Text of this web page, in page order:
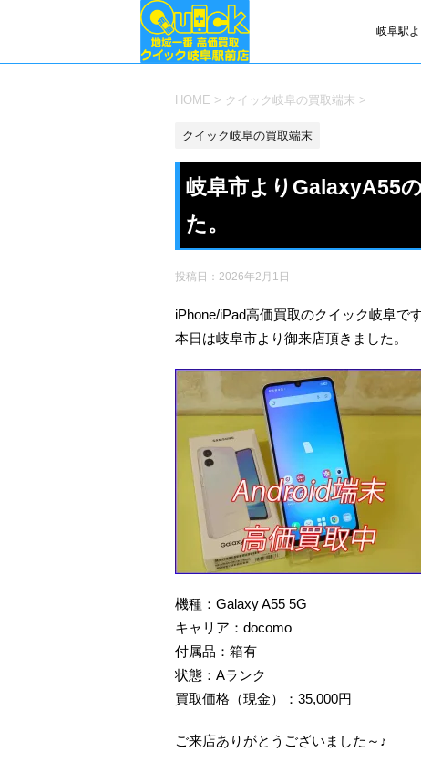
岐阜駅
HOME > クイック岐阜の買取端末 >
クイック岐阜の買取端末
岐阜市よりGalaxyA55
た。
投稿日： 2026年2月1日
iPhone/iPad高価買取のクイック岐阜で
本日は岐阜市より御来店頂きました。
機種：Galaxy A55 5G
キャリア：docomo
付属品：箱有
状態：Aランク
買取価格（現金）：35,000円
ご来店ありがとうございました～♪